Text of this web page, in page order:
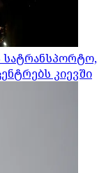
სატრანსპორტო,
კიევში